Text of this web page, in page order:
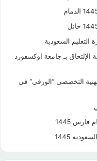
التعليم السعودية
بـ جامعة اوكسفورد
التخصصي “الورقي” في
1445
1445